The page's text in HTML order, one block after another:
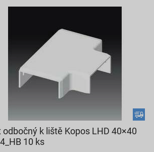
odbočný k liště Kopos LHD 40×40
10 ks